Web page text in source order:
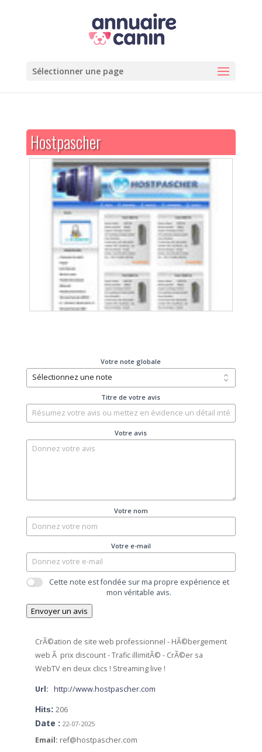
Sélectionner une page
Hostpascher
Votre note globale
Titre de votre avis
Votre avis
Votre nom
Votre e-mail
Cette note est fondée sur ma propre expérience et
mon véritable avis.
Envoyer un avis
CrÃ©ation de site web professionnel - HÃ©bergement
web Ã prix discount - Trafic illimitÃ© - CrÃ©er sa
WebTV en deux clics ! Streaming live !
Url: http://www.hostpascher.com
Hits: 206
Date : 22-07-2025
Email: ref@hostpascher.com